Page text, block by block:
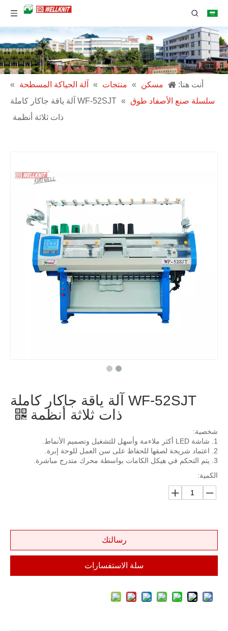
أنت هنا: مسكن » منتجات » آلة الحياكة المسطحة
»
سلسلة صنع الأصفاد طوق
»
WF-52SJT آلة ياقة جاكار كاملة
ذات ثلاثة أنظمة
WF-52SJT آلة ياقة جاكار كاملة
ذات ثلاثة أنظمة
شخصية:
1. شاشة LED أكثر ملاءمة وأسهل للتشغيل وتصميم الأنماط.
2. اعتماد شريحة لصقها للحفاظ على سن العمل للوحة إبرة.
3. يتم التحكم في هيكل الكامات بواسطة محرك متدرج مباشرة.
الكمية:
رسالتك
سلة الاستفسارات